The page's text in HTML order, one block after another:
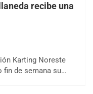
recibe una
Karting Noreste
fin de semana su…